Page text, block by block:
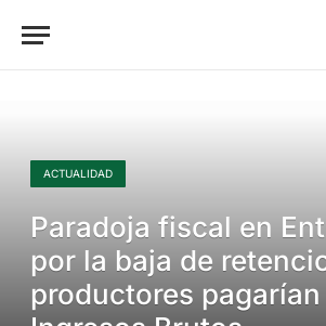
ACTUALIDAD
Paradoja fiscal en
por la baja de
productores pagarían